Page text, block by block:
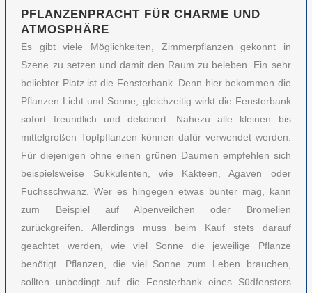
PFLANZENPRACHT FÜR CHARME UND
ATMOSPHÄRE
Es gibt viele Möglichkeiten, Zimmerpflanzen gekonnt in
Szene zu setzen und damit den Raum zu beleben. Ein sehr
beliebter Platz ist die Fensterbank. Denn hier bekommen die
Pflanzen Licht und Sonne, gleichzeitig wirkt die Fensterbank
sofort freundlich und dekoriert. Nahezu alle kleinen bis
mittelgroßen Topfpflanzen können dafür verwendet werden.
Für diejenigen ohne einen grünen Daumen empfehlen sich
beispielsweise Sukkulenten, wie Kakteen, Agaven oder
Fuchsschwanz. Wer es hingegen etwas bunter mag, kann
zum Beispiel auf Alpenveilchen oder Bromelien
zurückgreifen. Allerdings muss beim Kauf stets darauf
geachtet werden, wie viel Sonne die jeweilige Pflanze
benötigt. Pflanzen, die viel Sonne zum Leben brauchen,
sollten unbedingt auf die Fensterbank eines Südfensters